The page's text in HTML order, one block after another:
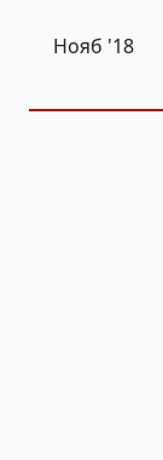
Нояб '18